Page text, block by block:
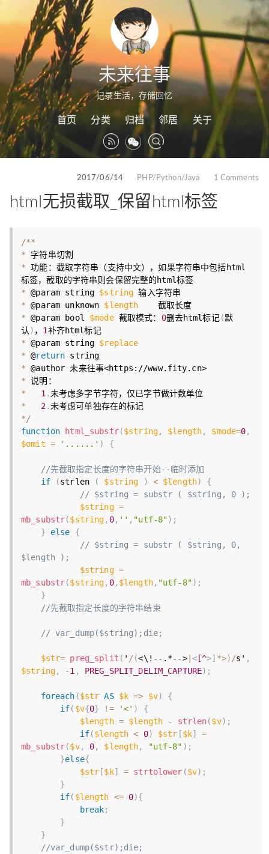
未来往事
记录生活，存储回忆
首页 分类 归档 邻居 关于
2017/06/14 PHP/Python/Java 1 Comments
html无损截取_保留html标签
/**
*
* 功能：截取字符串（支持中文），如果字符串中包括html
* @param string $string
* @param unknown $length
* @param bool $mode 截取模式： 0删去html标记(默
认) ， 1
补齐html标记
* @param string $replace
* @return
* @author 未来往事<https://www.fity.cn>
*
*
1.
*
2.
*/
function
html_substr($string, $length, $mode=0,
$omit = '......' ) {
//先截取指定长度的字符串开始--临时添加
if
(strlen ( $string ) < $length)
{
// $string = substr ( $string, 0 );
$string =
mb_substr($string, 0, '' , "utf-8") ;
}
else
{
// $string = substr ( $string, 0,
$length );
$string =
mb_substr($string, 0, $length, "utf-8") ;
}
//先截取指定长度的字符串结束
// var_dump($string);die;
$str= preg_split ( ' /(<\!--.*-->| < [^>] *>)/s' ,
$string, -1 , PREG_SPLIT_DELIM_CAPTURE) ;
foreach ($str AS $k => $v)
{
if( $v{0} != '<' )
{
$length = $length - strlen($v) ;
if($length < 0) $str [$k]
=
mb_substr($v, 0, $length, "utf-8" ) ;
}else{
$str [$k] = strtolower ($v) ;
}
if( $length <= 0){
break;
}
}
//var_dump($str);die;